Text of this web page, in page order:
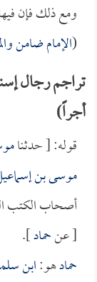
ومع ذلك فإن
(الإمام ضامن
تراجم رجال
أجراً)
قوله: [ حدثنا
موسى بن
أصحاب الكتب
[ عنحماد].
حمادهو:ابن